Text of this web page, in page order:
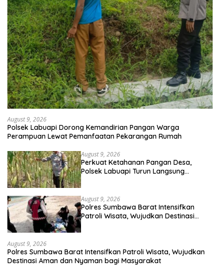
August 9, 2026
Polsek Labuapi Dorong Kemandirian Pangan Warga
Perampuan Lewat Pemanfaatan Pekarangan Rumah
August 9, 2026
Perkuat Ketahanan Pangan Desa,
Polsek Labuapi Turun Langsung
August 9, 2026
Polres Sumbawa Barat Intensifkan
Patroli Wisata, Wujudkan Destinasi
August 9, 2026
Polres Sumbawa Barat Intensifkan Patroli Wisata, Wujudkan
Destinasi Aman dan Nyaman bagi Masyarakat